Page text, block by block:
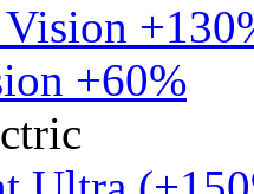
+60%